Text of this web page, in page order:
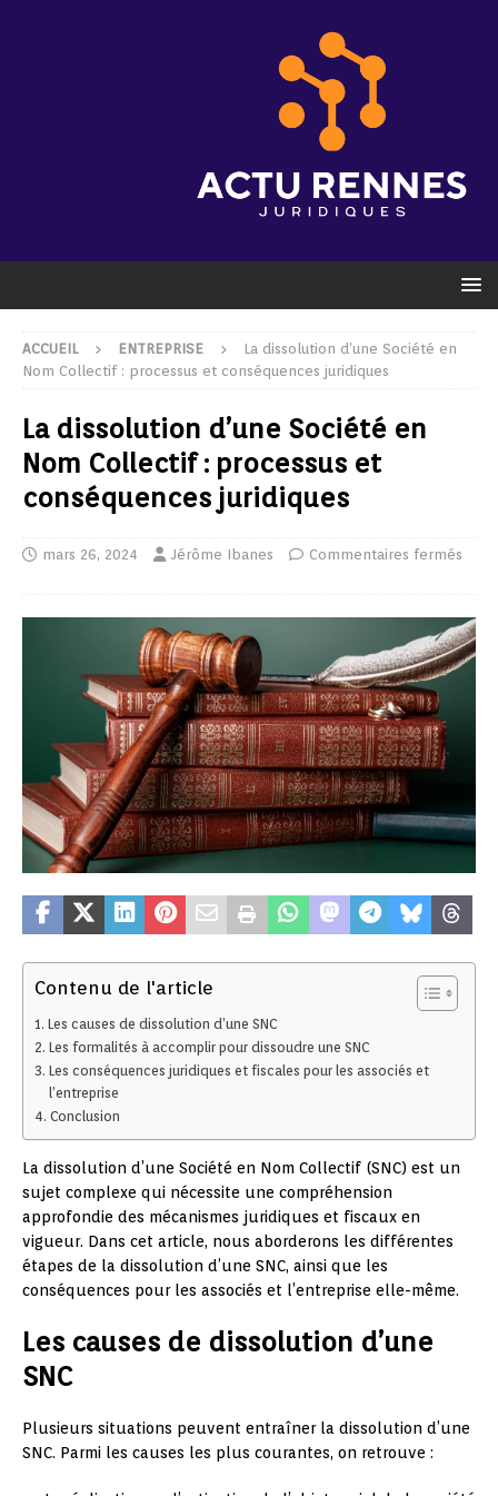
ACCUEIL ENTREPRISE
La dissolution d’une Société en
Nom Collectif : processus et conséquences juridiques
La dissolution d’une Société en
Nom Collectif : processus et
conséquences juridiques
mars 26, 2024 Jérôme Ibanes Commentaires fermés
Contenu de l'article
Les causes de dissolution d’une SNC
Les formalités à accomplir pour dissoudre une SNC
Les conséquences juridiques et fiscales pour les associés et
l’entreprise
Conclusion
La dissolution d’une Société en Nom Collectif (SNC) est un
sujet complexe qui nécessite une compréhension
approfondie des mécanismes juridiques et fiscaux en
vigueur. Dans cet article, nous aborderons les différentes
étapes de la dissolution d’une SNC, ainsi que les
conséquences pour les associés et l’entreprise elle-même.
Les causes de dissolution d’une
SNC
Plusieurs situations peuvent entraîner la dissolution d’une
SNC. Parmi les causes les plus courantes, on retrouve :